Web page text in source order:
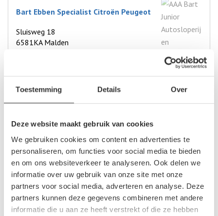
Toestemming Details Over
Deze website maakt gebruik van cookies
We gebruiken cookies om content en advertenties te
personaliseren, om functies voor social media te bieden
en om ons websiteverkeer te analyseren. Ook delen we
informatie over uw gebruik van onze site met onze
partners voor social media, adverteren en analyse. Deze
partners kunnen deze gegevens combineren met andere
informatie die u aan ze heeft verstrekt of die ze hebben
Bart Ebben Specialist Citroën Peugeot
Sluisweg 18
6581KA Malden
Op +- 8 km afstand
Jansen van Beek Autodemontagebedrijf
Logistiekweg 10
6681LS Bemmel
0beoordelingen
Op +- 9 km afstand